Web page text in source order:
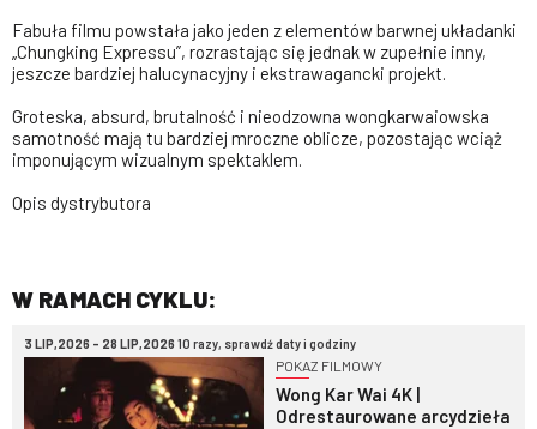
Fabuła filmu powstała jako jeden z elementów barwnej układanki
„Chungking Expressu”, rozrastając się jednak w zupełnie inny,
jeszcze bardziej halucynacyjny i ekstrawagancki projekt.
Groteska, absurd, brutalność i nieodzowna wongkarwaiowska
samotność mają tu bardziej mroczne oblicze, pozostając wciąż
imponującym wizualnym spektaklem.
Opis dystrybutora
W RAMACH CYKLU:
3 LIP,2026 - 28 LIP,2026 10 razy, sprawdź daty i godziny
POKAZ FILMOWY
Wong Kar Wai 4K |
Odrestaurowane arcydzieła